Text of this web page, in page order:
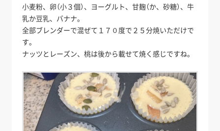
小麦粉、卵（小３個）、ヨーグルト、甘麹（か、砂糖）、牛
乳か豆乳、バナナ。
全部ブレンダーで混ぜて１７０度で２５分焼いただけで
す。
ナッツとレーズン、桃は後から載せて焼く感じですね。